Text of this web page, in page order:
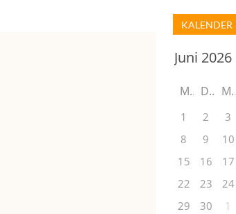
KALENDER
M D M
1 2 3
8
9 10
15
16 17
22
23 24
29
30 1